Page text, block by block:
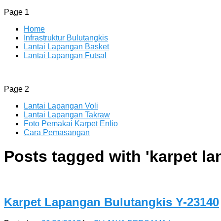
Page 1
Home
Infrastruktur Bulutangkis
Lantai Lapangan Basket
Lantai Lapangan Futsal
ENLIO INDONESIA
Menyediakan Karpet Lapangan Olahraga Yang Lengkap
Page 2
Lantai Lapangan Voli
Lantai Lapangan Takraw
Foto Pemakai Karpet Enlio
Cara Pemasangan
Posts tagged with 'karpet
Karpet Lapangan Bulutangkis Y-23140